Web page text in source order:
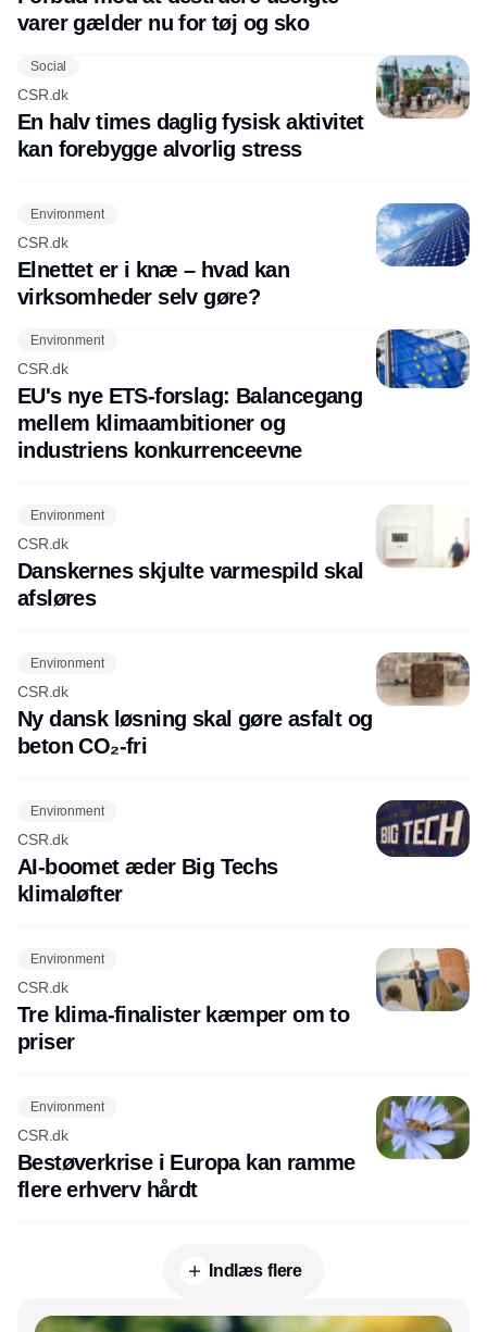
varer gælder nu for tøj og sko
Social
CSR.dk
En halv times daglig fysisk aktivitet
kan forebygge alvorlig stress
Environment
CSR.dk
Elnettet er i knæ – hvad kan
virksomheder selv gøre?
Environment
CSR.dk
EU's nye ETS-forslag: Balancegang
mellem klimaambitioner og
industriens konkurrenceevne
Environment
CSR.dk
Danskernes skjulte varmespild skal
afsløres
Environment
CSR.dk
Ny dansk løsning skal gøre asfalt og
beton CO₂-fri
Environment
CSR.dk
AI-boomet æder Big Techs
klimaløfter
Environment
CSR.dk
Tre klima-finalister kæmper om to
priser
Environment
CSR.dk
Bestøverkrise i Europa kan ramme
flere erhverv hårdt
Indlæs flere
Annonce